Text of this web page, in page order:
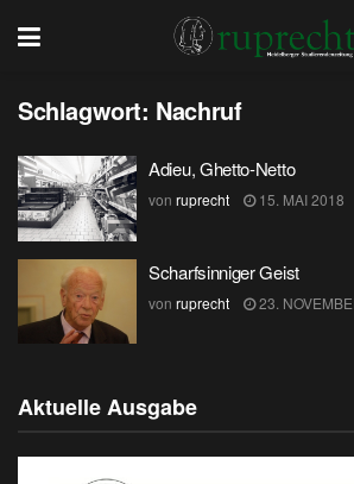
Schlagwort: Nachruf
Adieu, Ghetto-Netto
von ruprecht 15. MAI 2018
Scharfsinniger Geist
von ruprecht 23.
Aktuelle Ausgabe